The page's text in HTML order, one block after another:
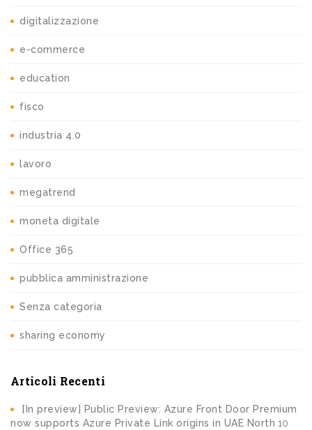
digitalizzazione
e-commerce
education
fisco
industria 4.0
lavoro
megatrend
moneta digitale
Office 365
pubblica amministrazione
Senza categoria
sharing economy
Articoli Recenti
[In preview] Public Preview: Azure Front Door Premium
now supports Azure Private Link origins in UAE North 10